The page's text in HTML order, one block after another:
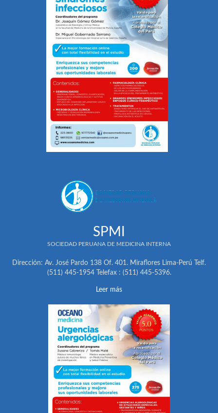
SPMI
SOCIEDAD PERUANA DE MEDICINA INTERNA
Dirección: Av. José Pardo 138 Of. 401. Miraflores Lima-Perú Telf.
(511) 445-1954 Telefax : (511) 445-5396.
Leer más